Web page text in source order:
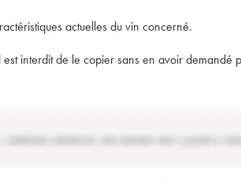
actuelles du vin concerné.
interdit de le copier sans en avoir demandé